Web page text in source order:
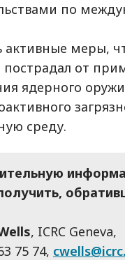
по
активные меры,
пострадал от
ядерного
среду.
, ICRC Geneva,
75 74,